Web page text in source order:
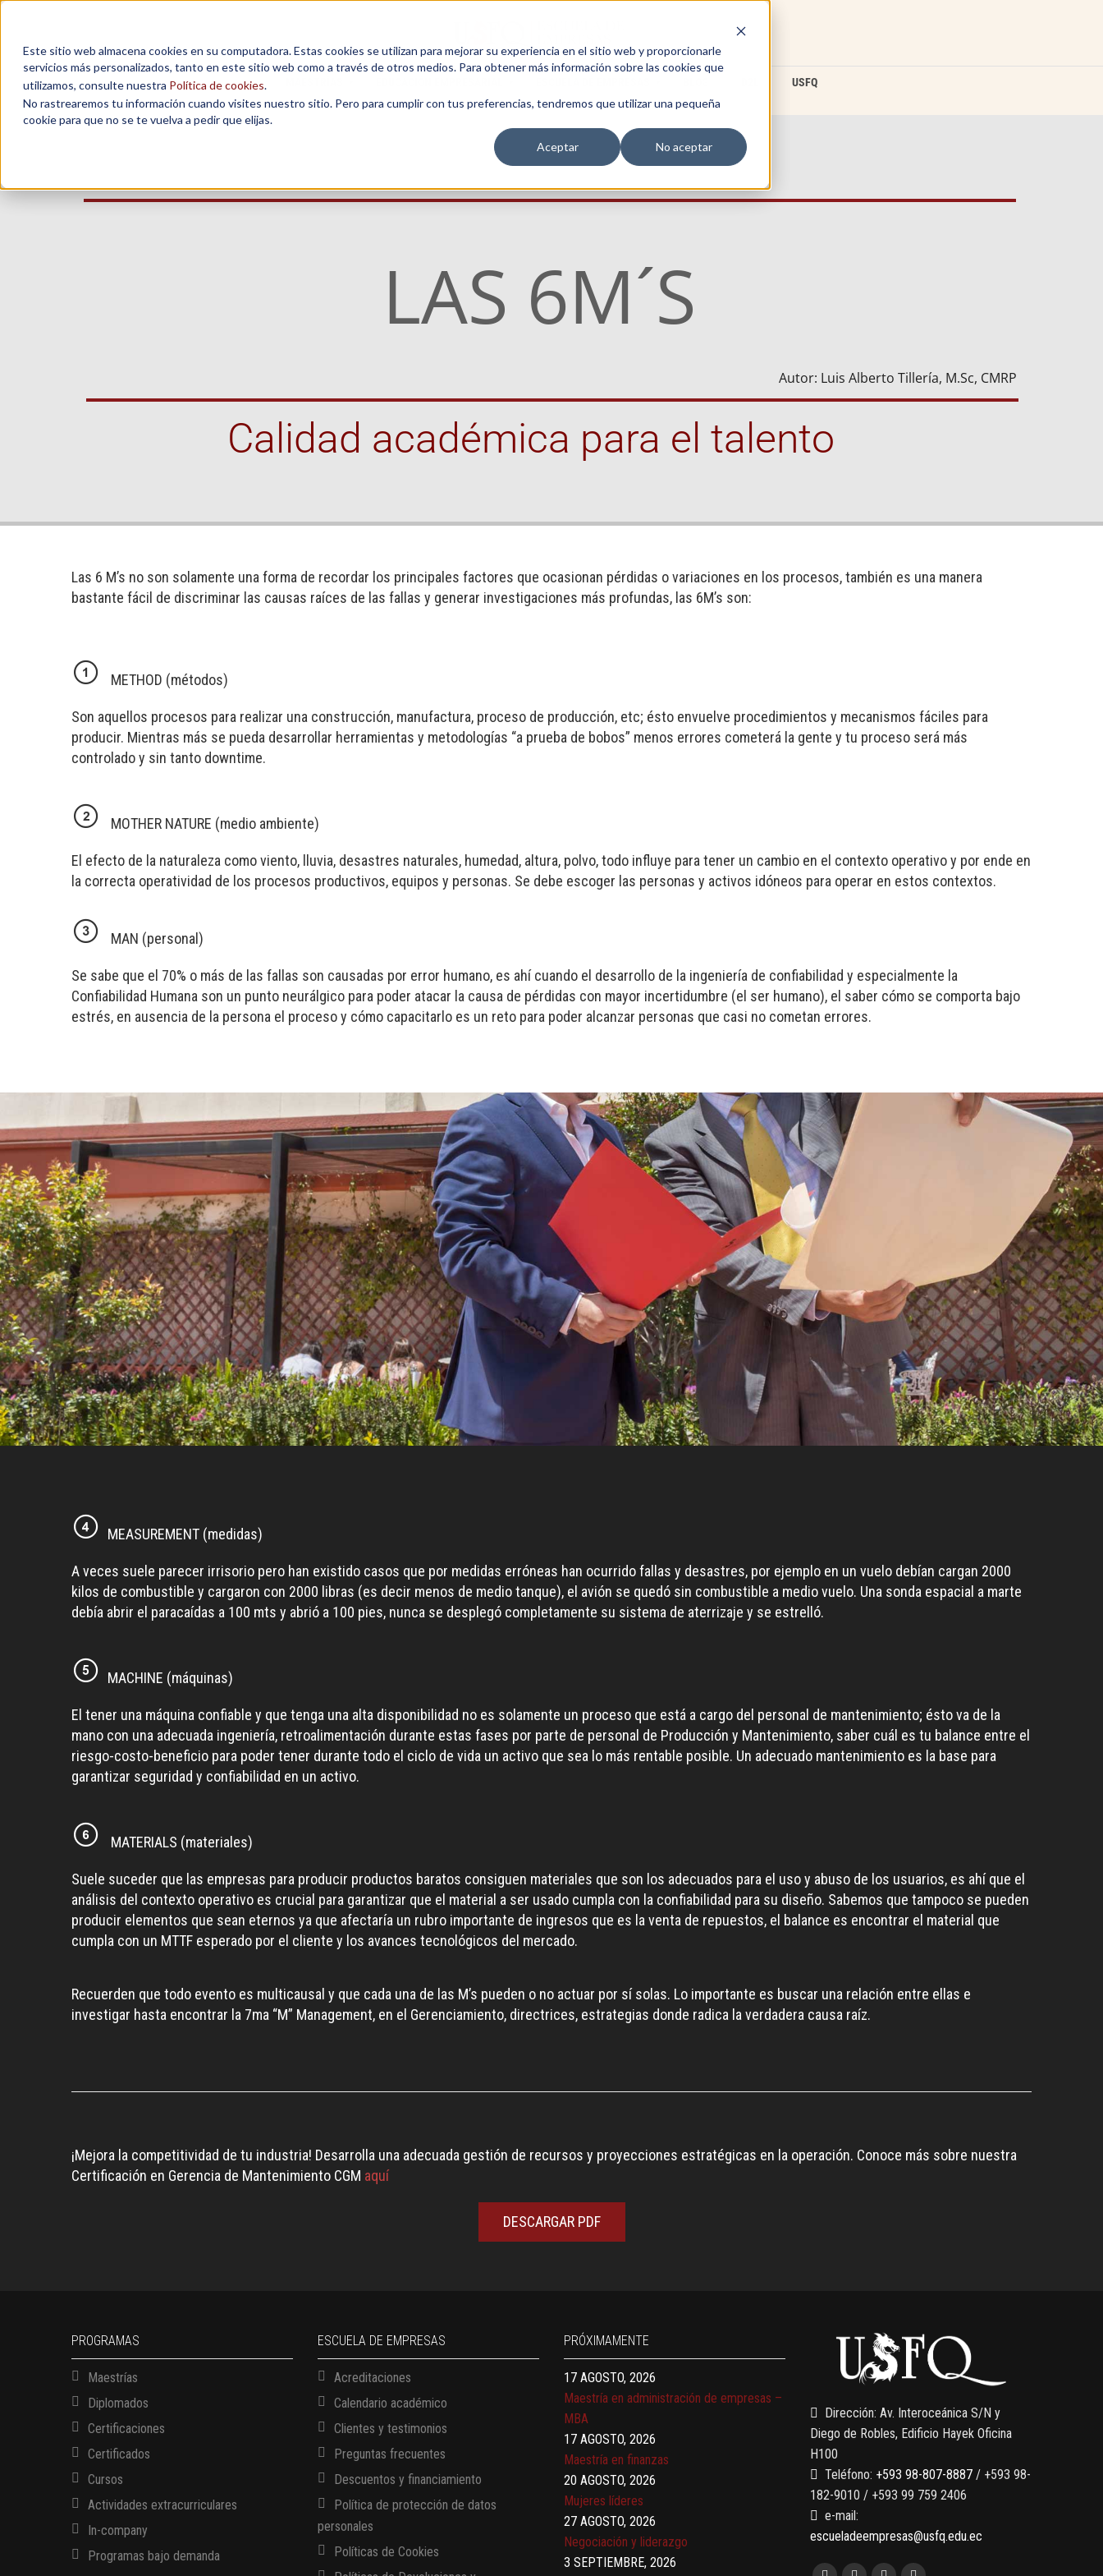
Este sitio web almacena cookies en su computadora. Estas cookies se utilizan para mejorar su experiencia en el sitio web y proporcionarle
servicios más personalizados, tanto en este sitio web como a través de otros medios. Para obtener más información sobre las cookies que
utilizamos, consulte nuestra Política de cookies.
No rastrearemos tu información cuando visites nuestro sitio. Pero para cumplir con tus preferencias, tendremos que utilizar una pequeña
cookie para que no se te vuelva a pedir que elijas.
Aceptar
No aceptar
USFQ
LAS 6M´S
Autor: Luis Alberto Tillería, M.Sc, CMRP
Calidad académica para el talento
Las 6 M’s no son solamente una forma de recordar los principales factores que ocasionan pérdidas o variaciones en los procesos, también es una manera
bastante fácil de discriminar las causas raíces de las fallas y generar investigaciones más profundas, las 6M’s son:
METHOD (métodos)
Son aquellos procesos para realizar una construcción, manufactura, proceso de producción, etc; ésto envuelve procedimientos y mecanismos fáciles para
producir. Mientras más se pueda desarrollar herramientas y metodologías “a prueba de bobos” menos errores cometerá la gente y tu proceso será más
controlado y sin tanto downtime.
MOTHER NATURE (medio ambiente)
El efecto de la naturaleza como viento, lluvia, desastres naturales, humedad, altura, polvo, todo influye para tener un cambio en el contexto operativo y por ende en
la correcta operatividad de los procesos productivos, equipos y personas. Se debe escoger las personas y activos idóneos para operar en estos contextos.
MAN (personal)
Se sabe que el 70% o más de las fallas son causadas por error humano, es ahí cuando el desarrollo de la ingeniería de confiabilidad y especialmente la
Confiabilidad Humana son un punto neurálgico para poder atacar la causa de pérdidas con mayor incertidumbre (el ser humano), el saber cómo se comporta bajo
estrés, en ausencia de la persona el proceso y cómo capacitarlo es un reto para poder alcanzar personas que casi no cometan errores.
MEASUREMENT (medidas)
A veces suele parecer irrisorio pero han existido casos que por medidas erróneas han ocurrido fallas y desastres, por ejemplo en un vuelo debían cargan 2000
kilos de combustible y cargaron con 2000 libras (es decir menos de medio tanque), el avión se quedó sin combustible a medio vuelo. Una sonda espacial a marte
debía abrir el paracaídas a 100 mts y abrió a 100 pies, nunca se desplegó completamente su sistema de aterrizaje y se estrelló.
MACHINE (máquinas)
El tener una máquina confiable y que tenga una alta disponibilidad no es solamente un proceso que está a cargo del personal de mantenimiento; ésto va de la
mano con una adecuada ingeniería, retroalimentación durante estas fases por parte de personal de Producción y Mantenimiento, saber cuál es tu balance entre el
riesgo-costo-beneficio para poder tener durante todo el ciclo de vida un activo que sea lo más rentable posible. Un adecuado mantenimiento es la base para
garantizar seguridad y confiabilidad en un activo.
MATERIALS (materiales)
Suele suceder que las empresas para producir productos baratos consiguen materiales que son los adecuados para el uso y abuso de los usuarios, es ahí que el
análisis del contexto operativo es crucial para garantizar que el material a ser usado cumpla con la confiabilidad para su diseño. Sabemos que tampoco se pueden
producir elementos que sean eternos ya que afectaría un rubro importante de ingresos que es la venta de repuestos, el balance es encontrar el material que
cumpla con un MTTF esperado por el cliente y los avances tecnológicos del mercado.
Recuerden que todo evento es multicausal y que cada una de las M’s pueden o no actuar por sí solas. Lo importante es buscar una relación entre ellas e
investigar hasta encontrar la 7ma “M” Management, en el Gerenciamiento, directrices, estrategias donde radica la verdadera causa raíz.
¡Mejora la competitividad de tu industria! Desarrolla una adecuada gestión de recursos y proyecciones estratégicas en la operación. Conoce más sobre nuestra
Certificación en Gerencia de Mantenimiento CGM aquí
DESCARGAR PDF
PROGRAMAS
Maestrías
Diplomados
Certificaciones
Certificados
Cursos
Actividades extracurriculares
In-company
Programas bajo demanda
ESCUELA DE EMPRESAS
Acreditaciones
Calendario académico
Clientes y testimonios
Preguntas frecuentes
Descuentos y financiamiento
Política de protección de datos
personales
Políticas de Cookies
PRÓXIMAMENTE
17 AGOSTO, 2026
Maestría en administración de empresas –
MBA
17 AGOSTO, 2026
Maestría en finanzas
20 AGOSTO, 2026
Mujeres líderes
27 AGOSTO, 2026
Negociación y liderazgo
3 SEPTIEMBRE, 2026
Comunicación con IA
7 SEPTIEMBRE, 2026
Dirección: Av. Interoceánica S/N y
Diego de Robles, Edificio Hayek Oficina
H100
Teléfono: +593 98-807-8887 / +593 98-
182-9010 / +593 99 759 2406
e-mail:
escueladeempresas@usfq.edu.ec